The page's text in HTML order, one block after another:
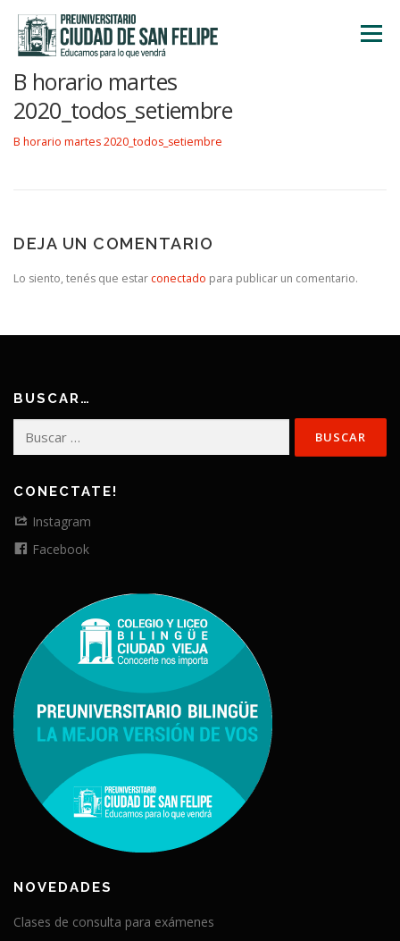
contenido
Menú
INICIO NOSOTROS ÁREA ACADÉMICA
B horario martes
2020_todos_setiembre
B horario martes 2020_todos_setiembre
DEJA UN COMENTARIO
Lo siento, tenés que estar conectado para publicar un comentario.
BUSCAR…
CONECTATE!
Instagram
Facebook
NOVEDADES
Clases de consulta para exámenes